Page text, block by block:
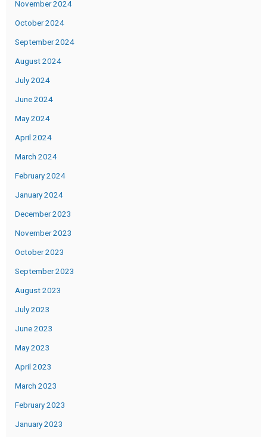
November 2024
October 2024
September 2024
August 2024
July 2024
June 2024
May 2024
April 2024
March 2024
February 2024
January 2024
December 2023
November 2023
October 2023
September 2023
August 2023
July 2023
June 2023
May 2023
April 2023
March 2023
February 2023
January 2023